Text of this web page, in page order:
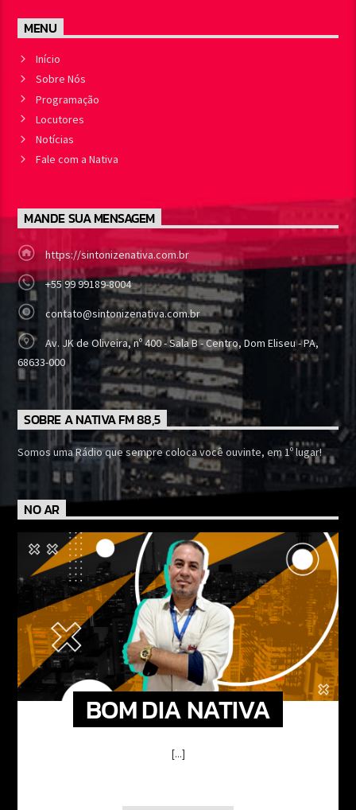
MENU
Início
Sobre Nós
Programação
Locutores
Notícias
Fale com a Nativa
MANDE SUA MENSAGEM
https://sintonizenativa.com.br
+55 99 99189-8004
contato@sintonizenativa.com.br
Av. JK de Oliveira, nº 400 - Sala B - Centro, Dom Eliseu - PA,
68633-000
SOBRE A NATIVA FM 88,5
Somos uma Rádio que sempre coloca você ouvinte, em 1º lugar!
NO AR
BOM DIA NATIVA
[...]